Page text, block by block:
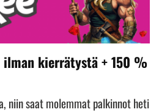
kierrätystä + 150 %
niin saat molemmat palkinnot heti